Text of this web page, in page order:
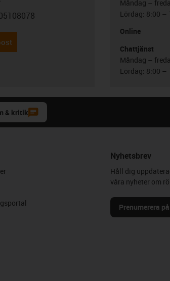
Måndag –
Lördag: 8:00 –
Online
Chattjänst
Måndag –
Lördag: 8:00 –
& kritik
Nyhetsbrev
Håll dig
våra nyheter om
Prenumerera